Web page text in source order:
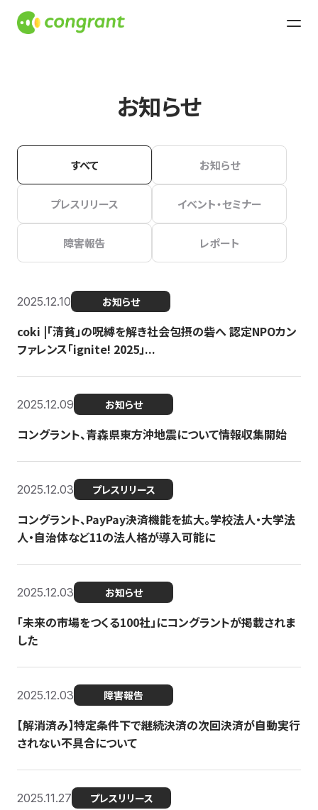
お知らせ
すべて お知らせ
プレスリリース イベント・セミナー
障害報告 レポート
2025.12.10 お知らせ
coki |「清貧」の呪縛を解き社会包摂の砦へ 認定NPOカン
ファレンス「ignite! 2025」...
2025.12.09 お知らせ
コングラント、青森県東方沖地震について情報収集開始
2025.12.03 プレスリリース
コングラント、PayPay決済機能を拡大。学校法人・大学法
人・自治体など11の法人格が導入可能に
2025.12.03 お知らせ
「未来の市場をつくる100社」にコングラントが掲載されま
した
2025.12.03 障害報告
【解消済み】特定条件下で継続決済の次回決済が自動実行
されない不具合について
2025.11.27 プレスリリース